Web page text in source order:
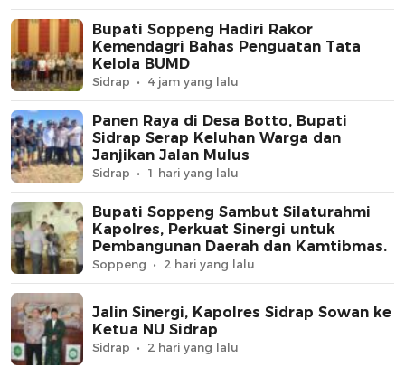
Bupati Soppeng Hadiri Rakor
Kemendagri Bahas Penguatan Tata
Kelola BUMD
Sidrap 4 jam yang lalu
Panen Raya di Desa Botto, Bupati
Sidrap Serap Keluhan Warga dan
Janjikan Jalan Mulus
Sidrap 1 hari yang lalu
Bupati Soppeng Sambut Silaturahmi
Kapolres, Perkuat Sinergi untuk
Pembangunan Daerah dan Kamtibmas.
Soppeng 2 hari yang lalu
Jalin Sinergi, Kapolres Sidrap Sowan ke
Ketua NU Sidrap
Sidrap 2 hari yang lalu